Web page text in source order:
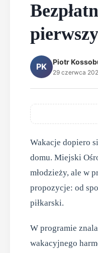
PK Piotr
29 czerwca
Wakacje dopiero
domu. Miejski
młodzieży, ale w
propozycje: od
piłkarski.
W programie
wakacyjnego